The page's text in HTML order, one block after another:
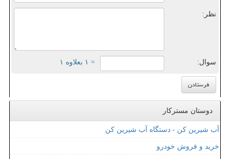
نظر:
سوال: = ۱ بعلاوه ۱
دوستان مسترکار
آب شیرین کن - دستگاه آب شیرین کن
خرید و فروش خودرو